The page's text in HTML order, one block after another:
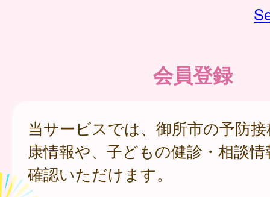
会員登録
当サービスでは、御所市の予防
康情報や、子どもの健診・相談
確認いただけます。